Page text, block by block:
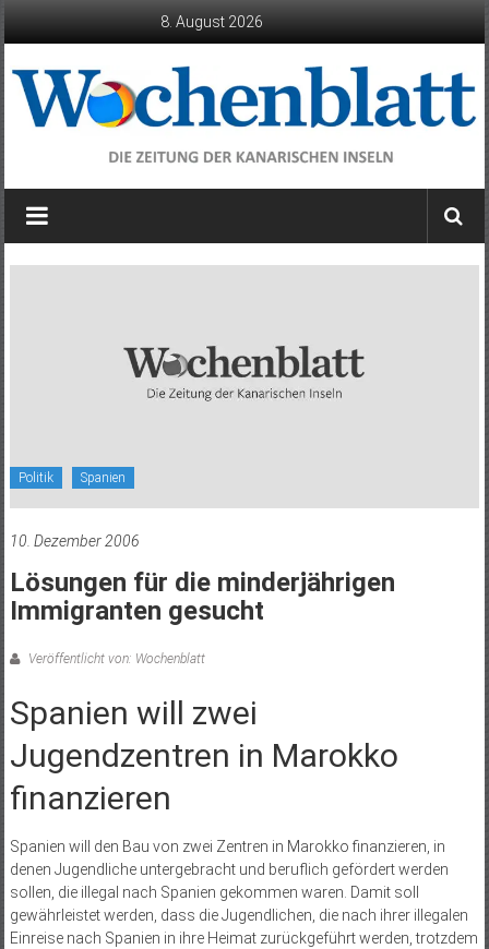
8. August 2026
Wochenblatt
die
Politik Spanien
10. Dezember 2006
Lösungen für die minderjährigen
Immigranten gesucht
Veröffentlicht von: Wochenblatt
Spanien will zwei
Jugendzentren in Marokko
finanzieren
Spanien will den Bau von zwei Zentren in Marokko finanzieren, in
denen Jugendliche untergebracht und beruflich gefördert werden
sollen, die illegal nach Spanien gekommen waren. Damit soll
gewährleistet werden, dass die Jugendlichen, die nach ihrer illegalen
Einreise nach Spanien in ihre Heimat zurückgeführt werden, trotzdem